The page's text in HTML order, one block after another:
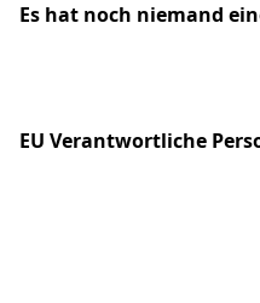
Es hat noch niemand
EU Verantwortliche